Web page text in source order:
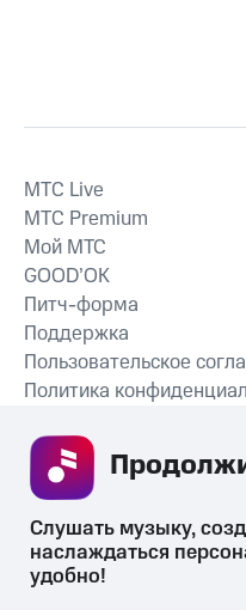
MTС Live
MTС Premium
Мой МТС
GOOD’OK
Питч-форма
Поддержка
Пользовательское
Политика
Слушать музыку,
наслаждаться
удобно!